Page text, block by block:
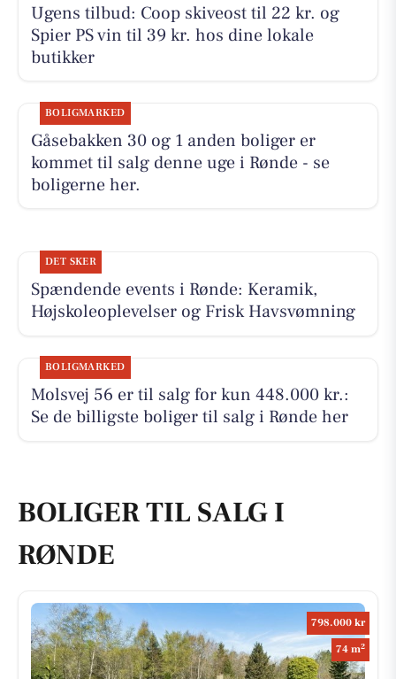
Ugens tilbud: Coop skiveost til 22 kr. og
Spier PS vin til 39 kr. hos dine lokale
butikker
BOLIGMARKED
Gåsebakken 30 og 1 anden boliger er
kommet til salg denne uge i Rønde - se
boligerne her.
DET SKER
Spændende events i Rønde: Keramik,
Højskoleoplevelser og Frisk Havsvømning
BOLIGMARKED
Molsvej 56 er til salg for kun 448.000 kr.:
Se de billigste boliger til salg i Rønde her
BOLIGER TIL SALG I
RØNDE
798.000 kr
74 m2